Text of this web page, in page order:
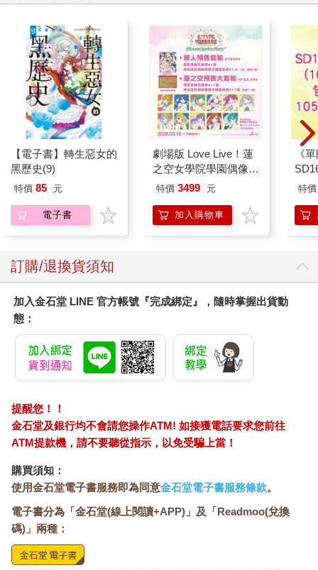
【電子書】轉生惡女的
黑歷史(9)
特價 85 元
電子書
劇場版 Love Live！蓮
之空女學院學園偶像俱
樂部 Bloom Garden
組
特價 3499 元
加入購物車
《
特價
訂購/退換貨須知
加入金石堂 LINE 官方帳號『完成綁定』，隨時掌握出貨動
態：
提醒您！！
金石堂及銀行均不會請您操作ATM! 如接獲電話要求您前往
ATM提款機，請不要聽從指示，以免受騙上當！
購買須知：
使用金石堂電子書服務即為同意金石堂電子書服務條款。
電子書分為「金石堂(線上閱讀+APP)」及「Readmoo(兌換
碼)」兩種：